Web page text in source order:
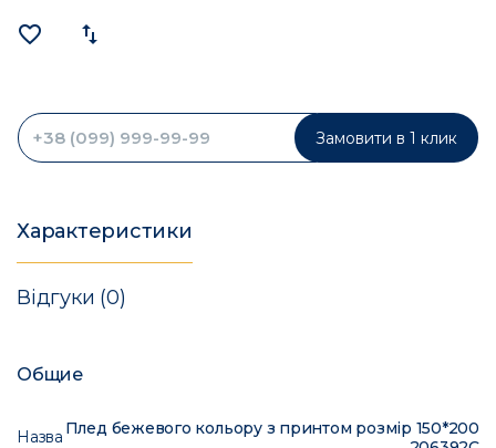
favorite_border import_export
Замовити в 1 клик
Характеристики
Відгуки (0)
Общие
Назва Плед бежевого кольору з принтом розмір 150*200